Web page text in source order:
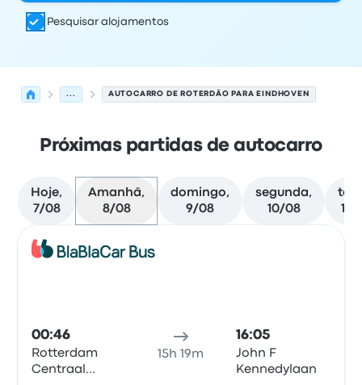
Pesquisar alojamentos
... AUTOCARRO DE ROTERDÃO PARA EINDHOVEN
Próximas partidas de autocarro
Hoje,
7/08
Amanhã,
8/08
domingo,
9/08
segunda,
10/08
11/
00:46
Rotterdam
Centraal
15h 19m
16:05
John F
Kennedylaan